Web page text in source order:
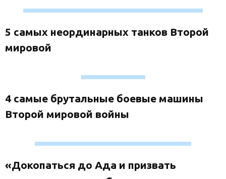
5 самых неординарных танков Второй
мировой
4 самые брутальные боевые машины
Второй мировой войны
«Докопаться до Ада и призвать